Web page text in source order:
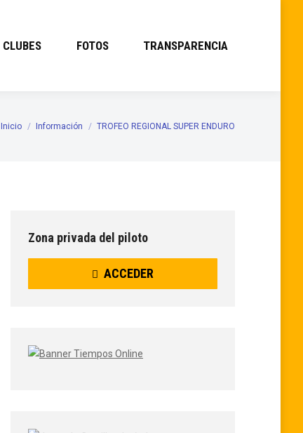
CLUBES FOTOS TRANSPARENCIA
Estás aquí:
Inicio Información TROFEO REGIONAL SUPER ENDURO
Zona privada del piloto
ACCEDER